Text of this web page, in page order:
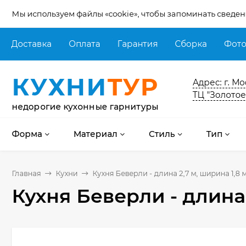
Мы используем файлы «cookie», чтобы запоминать
Доставка Оплата Гарантия Сборка
КУХНИТУР
недорогие кухонные гарнитуры
Адрес: г.
ТЦ
Форма Материал Стиль Тип
Главная Кухни Кухня Беверли - длина 2,7 м, ширина 1,8
Кухня Беверли -